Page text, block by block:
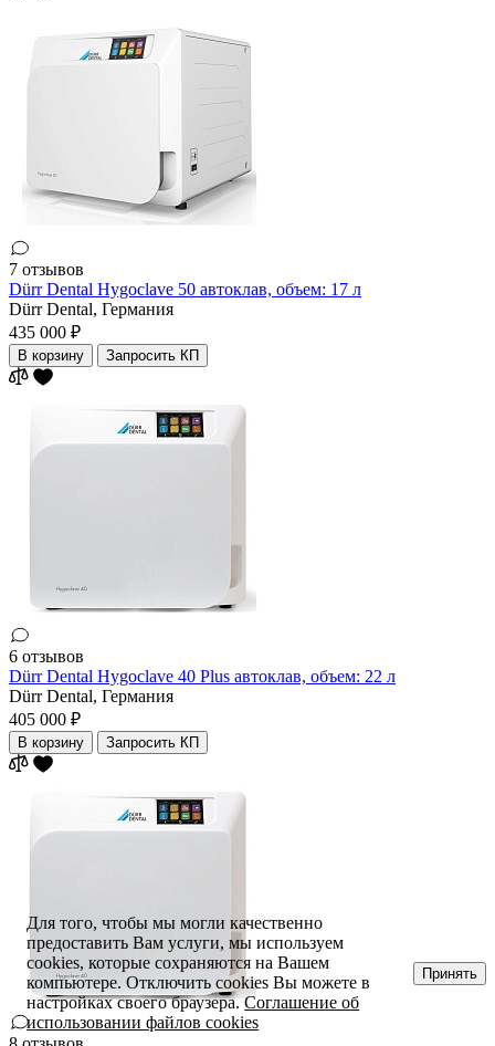
7 отзывов
Dürr Dental Hygoclave 50 автоклав, объем: 17 л
Dürr Dental, Германия
435 000 ₽
В корзину Запросить КП
6 отзывов
Dürr Dental Hygoclave 40 Plus автоклав, объем: 22 л
Dürr Dental, Германия
405 000 ₽
В корзину Запросить КП
Для того, чтобы мы могли качественно
предоставить Вам услуги, мы используем
cookies, которые сохраняются на Вашем
компьютере. Отключить cookies Вы можете в
настройках своего браузера.Соглашение об
использовании файлов cookies
Принять